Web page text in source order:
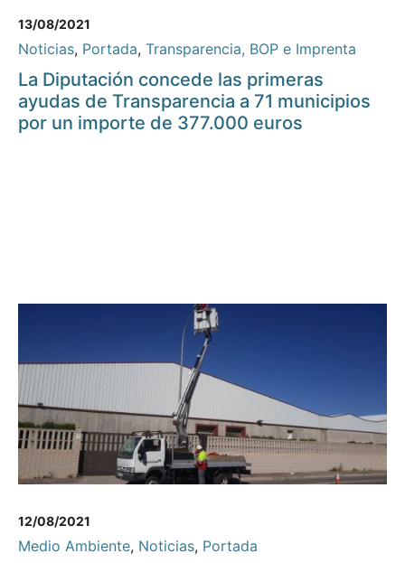
13/08/2021
Noticias, Portada, Transparencia, BOP e Imprenta
La Diputación concede las primeras
ayudas de Transparencia a 71 municipios
por un importe de 377.000 euros
12/08/2021
Medio Ambiente, Noticias, Portada